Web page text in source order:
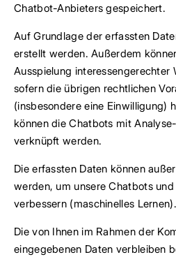
Chatbot-Anbieters gespeichert.
Auf Grundlage der erfassten
erstellt werden. Außerdem
Ausspielung interessengerechter
sofern die übrigen rechtlichen
(insbesondere eine Einwilligung)
können die Chatbots mit
verknüpft werden.
Die erfassten Daten können
werden, um unsere Chatbots
verbessern (maschinelles Lernen).
Die von Ihnen im Rahmen der
eingegebenen Daten verbleiben